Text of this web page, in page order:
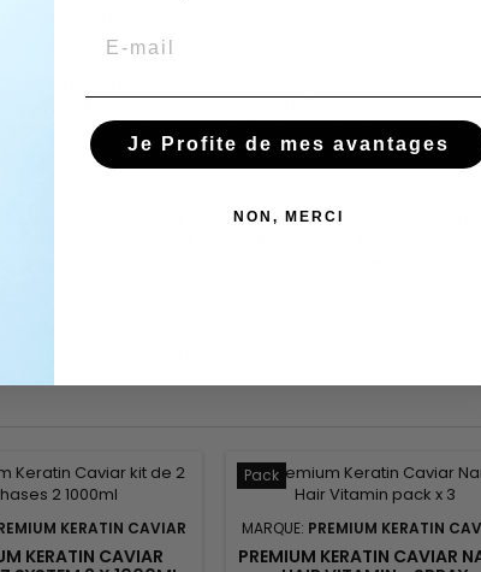
chaque lavage.
EDTA, Theobroma Cacao Seed Extract, Xylityl
Root Extract, Butyrospermum Parkii (Shea Butter),
Aloe Barbadensis Leaf Extract, Argania Spinosa
Sinensis Leaf Extract, Cocos Nucifera (Coconut)
Europaea (Olive) Fruit Oil, Chamomilla Recutita
Sesquicaprylate, Argania Spinosa Kernel Oil,
dans un espace bien ventilé et suivre
KERATIN CAVIAR
KERATIN CAVIAR
Pack
MARQUE: PREMIUM KERATIN
PREMIUM KERATIN CAVIAR
Je Profite de mes avantages
NON, MERCI